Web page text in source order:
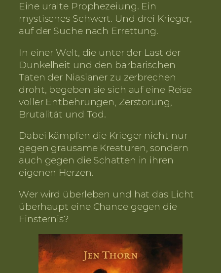
Eine uralte Prophezeiung. Ein
mystisches Schwert. Und drei Krieger,
auf der Suche nach Errettung.
In einer Welt, die unter der Last der
Dunkelheit und den barbarischen
Taten der Niasianer zu zerbrechen
droht, begeben sie sich auf eine Reise
voller Entbehrungen, Zerstörung,
Brutalität und Tod.
Dabei kämpfen die Krieger nicht nur
gegen grausame Kreaturen, sondern
auch gegen die Schatten in ihren
eigenen Herzen.
Wer wird überleben und hat das Licht
überhaupt eine Chance gegen die
Finsternis?